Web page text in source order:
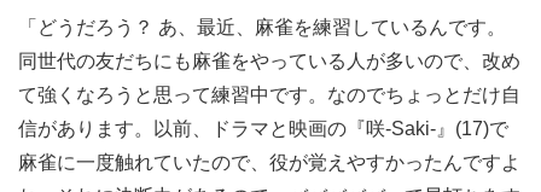
「どうだろう？ あ、最近、麻雀を練習しているんです。
同世代の友だちにも麻雀をやっている人が多いので、改め
て強くなろうと思って練習中です。なのでちょっとだけ自
信があります。以前、ドラマと映画の『咲-Saki-』(17)で
麻雀に一度触れていたので、役が覚えやすかったんですよ